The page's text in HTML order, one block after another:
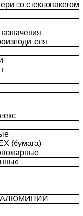
со стеклопакетом
(бумага)
АЛЮМИНИЙ